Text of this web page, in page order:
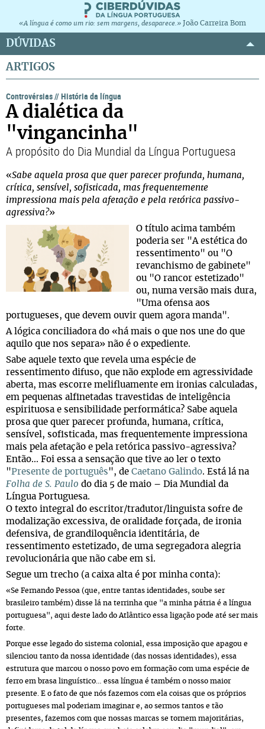
«A língua é como um rio: sem margens, desaparece.» João Carreira Bom
DÚVIDAS
ARTIGOS
Controvérsias//História da língua
A dialética da
"vingancinha"
A propósito do Dia Mundial da Língua Portuguesa
«Sabe aquela prosa que quer parecer profunda, humana,
crítica, sensível, sofisticada, mas frequentemente
impressiona mais pela afetação e pela retórica passivo-
agressiva?»
O título acima também
poderia ser "A estética do
ressentimento" ou "O
revanchismo de gabinete"
ou "O rancor estetizado"
ou, numa versão mais dura,
"Uma ofensa aos
portugueses, que devem ouvir quem agora manda".
A lógica conciliadora do «há mais o que nos une do que
aquilo que nos separa» não é o expediente.
Sabe aquele texto que revela uma espécie de
ressentimento difuso, que não explode em agressividade
aberta, mas escorre melifluamente em ironias calculadas,
em pequenas alfinetadas travestidas de inteligência
espirituosa e sensibilidade performática? Sabe aquela
prosa que quer parecer profunda, humana, crítica,
sensível, sofisticada, mas frequentemente impressiona
mais pela afetação e pela retórica passivo-agressiva?
Então... Foi essa a sensação que tive ao ler o texto
"Presente de português ", de Caetano Galindo. Está lá na
Folha de S. Paulo do dia 5 de maio – Dia Mundial da
Língua Portuguesa.
O texto integral do escritor/tradutor/linguista sofre de
modalização excessiva, de oralidade forçada, de ironia
defensiva, de grandiloquência identitária, de
ressentimento estetizado, de uma segregadora alegria
revolucionária que não cabe em si.
Segue um trecho (a caixa alta é por minha conta):
«Se Fernando Pessoa (que, entre tantas identidades, soube ser
brasileiro também) disse lá na terrinha que "a minha pátria é a língua
portuguesa", aqui deste lado do Atlântico essa ligação pode até ser mais
forte.
Porque esse legado do sistema colonial, essa imposição que apagou e
silenciou tanto da nossa identidade (das nossas identidades), essa
estrutura que marcou o nosso povo em formação com uma espécie de
ferro em brasa linguístico… essa língua é também o nosso maior
presente. E o fato de que nós fazemos com ela coisas que os próprios
portugueses mal poderiam imaginar e, ao sermos tantos e tão
presentes, fazemos com que nossas marcas se tornem majoritárias,